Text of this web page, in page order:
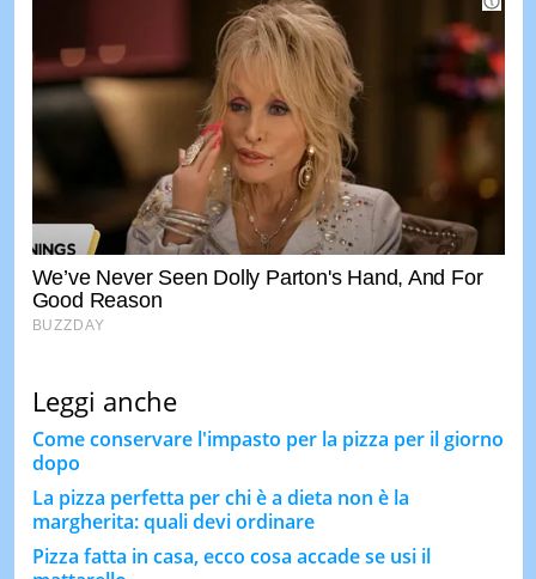
Leggi anche
Come conservare l'impasto per la pizza per il giorno
dopo
La pizza perfetta per chi è a dieta non è la
margherita: quali devi ordinare
Pizza fatta in casa, ecco cosa accade se usi il